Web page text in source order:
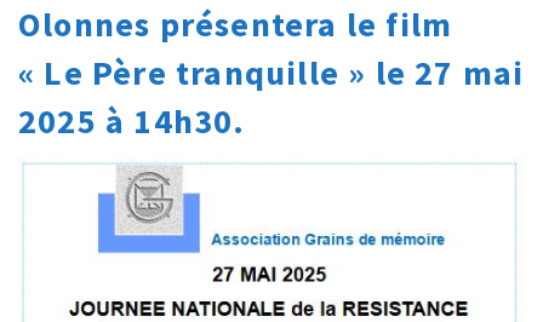
Olonnes présentera le film
« Le Père tranquille » le 27 mai
2025 à 14h30.